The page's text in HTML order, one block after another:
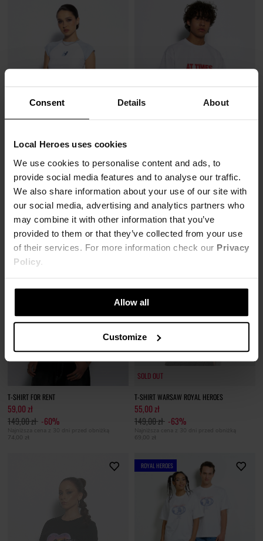
Consent Details About
Local Heroes uses cookies
We use cookies to personalise content and ads, to
provide social media features and to analyse our traffic.
We also share information about your use of our site with
our social media, advertising and analytics partners who
may combine it with other information that you’ve
provided to them or that they’ve collected from your use
of their services. For more information check our Privacy
Policy.
Allow all
Customize
T-SHIRT LH TEAM BIAŁY
129,00 zł -60%
Najniższa cena z 30 dni przed obniżką
T-SHIRT ALL YOU CAN DO
55,00 zł
139,00 zł -60%
Najniższa cena z 30 dni przed obniżką
69,00 zł
T-SHIRT FOR RENT
59,00 zł
149,00 zł -60%
Najniższa cena z 30 dni przed obniżką
74,00 zł
ROYAL HEROES
SOLD OUT
SOLD OUT
T-SHIRT WARSAW ROYAL HEROES
55,00 zł
149,00 zł -63%
Najniższa cena z 30 dni przed obniżką
69,00 zł
ROYAL HEROES